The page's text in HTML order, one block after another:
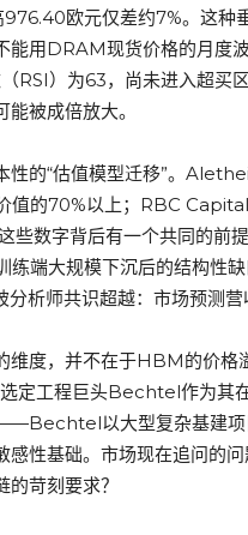
976.40欧元仅差约7%。这
能用DRAM现货价格的月度
RSI）为63，尚未进入超
被成倍放大。
性的“估值模型迁移”。
值的70%以上；RBC
些数字背后有一个共同的
练端大规模下沉后的结构
析师共识超越：市场预测营
维度，并不在于HBM的价格
定工程巨头Bechtel作为其
以大型复杂基建项
感性基础。市场现在追问的
苛刻要求？